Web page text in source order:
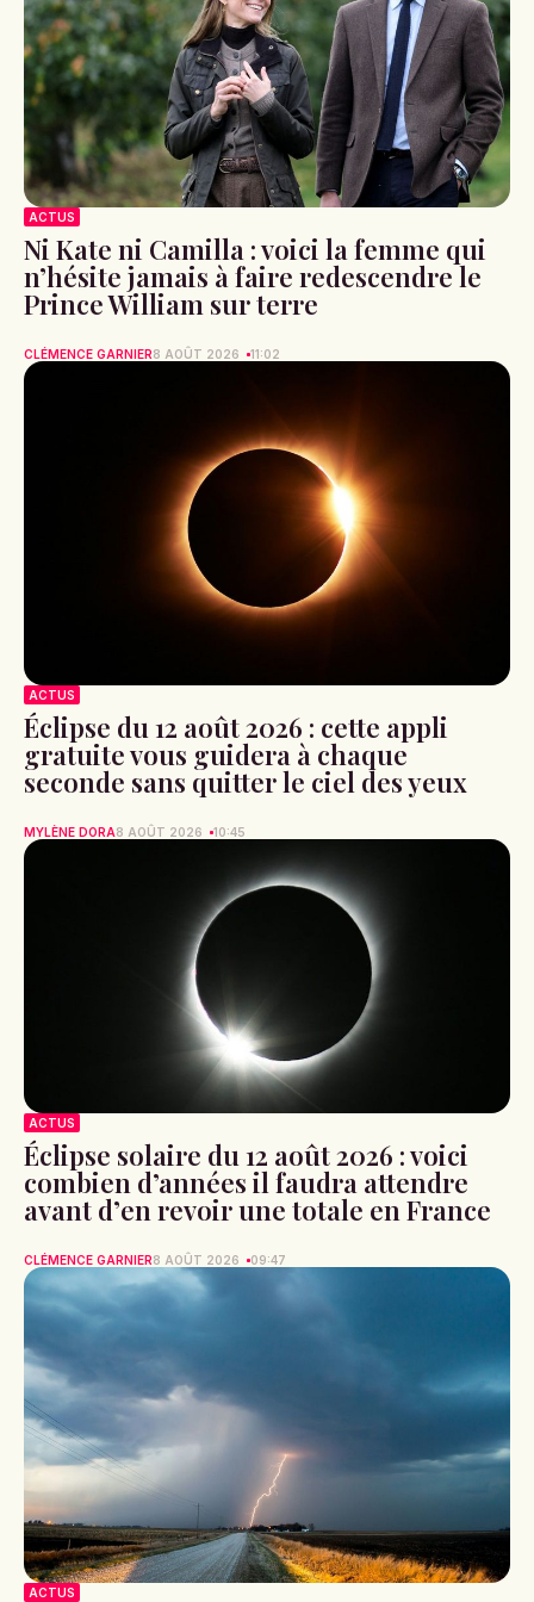
ACTUS
Ni Kate ni Camilla : voici la femme qui
n’hésite jamais à faire redescendre le
Prince William sur terre
CLÉMENCE GARNIER8 AOÛT 2026 11:02
ACTUS
Éclipse du 12 août 2026 : cette appli
gratuite vous guidera à chaque
seconde sans quitter le ciel des yeux
MYLÈNE DORA8 AOÛT 2026 10:45
ACTUS
Éclipse solaire du 12 août 2026 : voici
combien d’années il faudra attendre
avant d’en revoir une totale en France
CLÉMENCE GARNIER8 AOÛT 2026 09:47
ACTUS